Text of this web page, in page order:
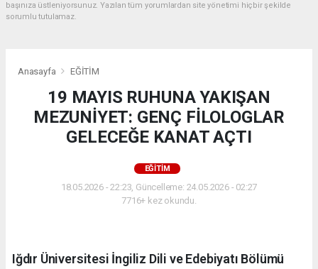
başınıza üstleniyorsunuz. Yazılan tüm yorumlardan site yönetimi hiçbir şekilde
sorumlu tutulamaz.
Anasayfa EĞİTİM
19 MAYIS RUHUNA YAKIŞAN
MEZUNİYET: GENÇ FİLOLOGLAR
GELECEĞE KANAT AÇTI
EĞİTİM
18.05.2026 - 22:23, Güncelleme: 24.05.2026 - 02:27
7716+ kez okundu.
Iğdır Üniversitesi İngiliz Dili ve Edebiyatı Bölümü